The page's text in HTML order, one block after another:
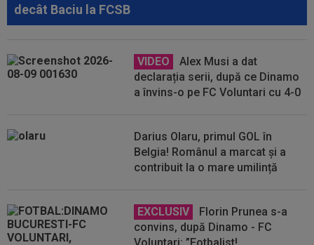
decât Baciu la FCSB
VIDEO
Alex Musi a dat
declarația serii, după ce Dinamo
a învins-o pe FC Voluntari cu 4-0
Darius Olaru, primul GOL în
Belgia! Românul a marcat și a
contribuit la o mare umilință
EXCLUSIV
Florin Prunea s-a
convins, după Dinamo - FC
Voluntari: ”Fotbalist!